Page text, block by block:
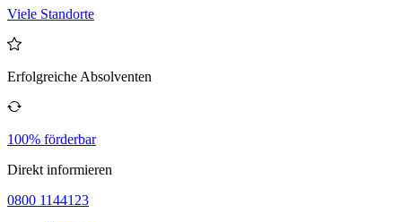
Viele Standorte
Erfolgreiche Absolventen
100% förderbar
Direkt informieren
0800 1144123